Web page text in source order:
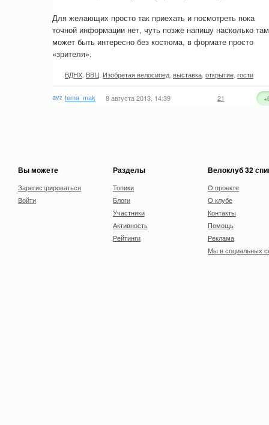
Для желающих просто так приехать и посмотреть пока
точной информации нет, чуть позже напишу насколько там
может быть интересно без костюма, в формате просто
«зрителя».
ВДНХ ВВЦ Изобретая велосипед выставка открытие гости
tema_mak 8 августа 2013, 14:39 21
Вы можете
Зарегистрироваться
Войти
Разделы
Топики
Блоги
Участники
Активность
Рейтинги
Велоклуб 32
О проекте
О клубе
Контакты
Помощь
Реклама
Мы в социальных